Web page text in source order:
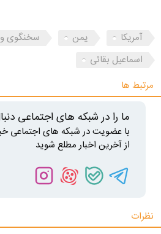
آمریکا یمن
سخنگوی
اسماعیل بقائی
مرتبط ها
ما را در شبکه های اجتماعی
با عضویت در شبکه های اجتماعی
از آخرین اخبار مطلع شوید
نظرات